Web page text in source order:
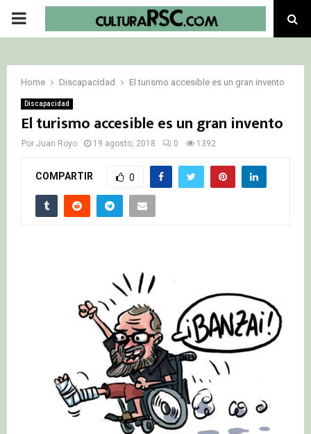
PRIMARY
Home Discapacidad El turismo accesible es un gran invento
Discapacidad
El turismo accesible es un gran invento
Por Juan Royo 19 agosto, 2018 0 1392
COMPARTIR 0